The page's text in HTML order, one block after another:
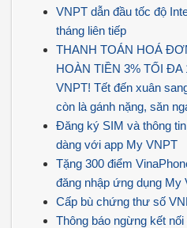
VNPT dẫn đầu tốc độ
tháng liên tiếp
THANH TOÁN HOÁ
HOÀN TIỀN 3% TỐI ĐA
VNPT! Tết đến xuân
còn là gánh nặng, săn
Đăng ký SIM và thông
dàng với app My VNPT
Tặng 300 điểm
đăng nhập ứng dụng My
Cấp bù chứng thư số
Thông báo ngừng kết